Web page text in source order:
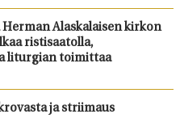
Alaskalaisen kirkon
ristisaatolla,
liturgian toimittaa
ja striimaus